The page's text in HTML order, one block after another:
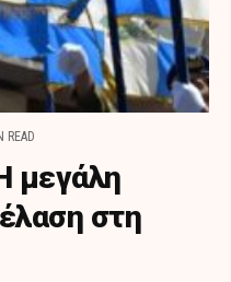
READ
μεγάλη
στη